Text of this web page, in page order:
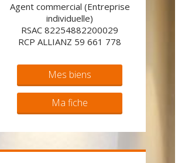
Agent commercial (Entreprise
individuelle)
RSAC 82254882200029
RCP ALLIANZ 59 661 778
Mes biens
Ma fiche